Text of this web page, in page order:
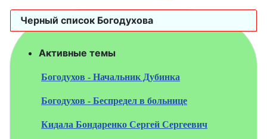
Черный список Богодухова
Активные темы
Богодухов - Начальник Дубинка
Богодухов - Беспредел в больнице
Кидала Бондаренко Сергей Сергеевич